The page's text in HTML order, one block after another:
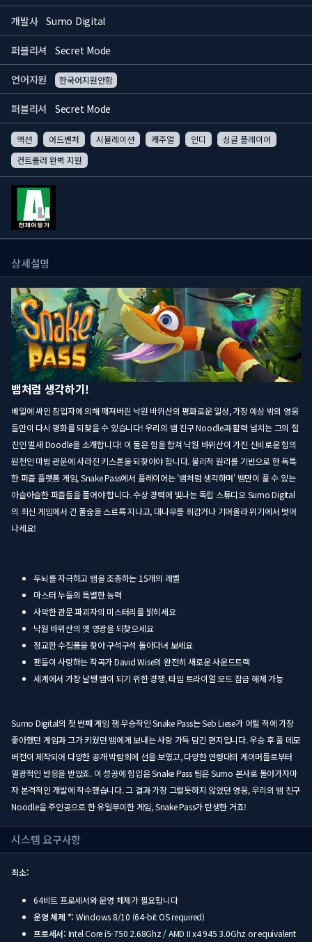
개발사 Sumo Digital
퍼블리셔 Secret Mode
언어지원 한국어지원안함
퍼블리셔 Secret Mode
액션 어드벤처 시뮬레이션 캐주얼 인디
싱글 플레이어
컨트롤러 완벽 지원
상세설명
뱀처럼 생각하기!
베일에 싸인 침입자에 의해 깨져버린 낙원 바위산의 평화로운 일상, 가장 예상 밖의 영웅
들만이 다시 평화를 되찾을 수 있습니다! 우리의 뱀 친구 Noodle과 활력 넘치는 그의 절
친인 벌새 Doodle을 소개합니다! 이 둘은 힘을 합쳐 낙원 바위산이 가진 신비로운 힘의
원천인 마법 관문에 사라진 키스톤을 되찾아야 합니다. 물리적 원리를 기반으로 한 독특
한 퍼즐 플랫폼 게임, Snake Pass에서 플레이어는 '뱀처럼 생각하며' 뱀만이 풀 수 있는
아슬아슬한 퍼즐들을 풀어야 합니다. 수상 경력에 빛나는 독립 스튜디오 Sumo Digital
의 최신 게임에서 긴 풀숲을 스르륵 지나고, 대나무를 휘감거나 기어올라 위기에서 벗어
나세요!
두뇌를 자극하고 뱀을 조종하는 15개의 레벨
마스터 누들의 특별한 능력
사악한 관문 파괴자의 미스터리를 밝히세요
낙원 바위산의 옛 영광을 되찾으세요
정교한 수집품을 찾아 구석구석 돌아다녀 보세요
팬들이 사랑하는 작곡가 David Wise의 완전히 새로운 사운드트랙
세계에서 가장 날쌘 뱀이 되기 위한 경쟁, 타임 트라이얼 모드 잠금 해제 가능
Sumo Digital의 첫 번째 게임 잼 우승작인 Snake Pass는 Seb Liese가 어릴 적에 가장
좋아했던 게임과 그가 키웠던 뱀에게 보내는 사랑 가득 담긴 편지입니다. 우승 후 풀 데모
버전이 제작되어 다양한 공개 박람회에 선을 보였고, 다양한 연령대의 게이머들로부터
열광적인 반응을 받았죠. 이 성공에 힘입은 Snake Pass 팀은 Sumo 본사로 돌아가자마
자 본격적인 개발에 착수했습니다. 그 결과 가장 그럴듯하지 않았던 영웅, 우리의 뱀 친구
Noodle을 주인공으로 한 유일무이한 게임, Snake Pass가 탄생한 거죠!
시스템 요구사항
최소:
64비트 프로세서와 운영 체제가 필요합니다
운영 체제 *: Windows 8/10 (64-bit OS required)
프로세서: Intel Core i5-750 2.68Ghz / AMD II x4 945 3.0Ghz or equivalent